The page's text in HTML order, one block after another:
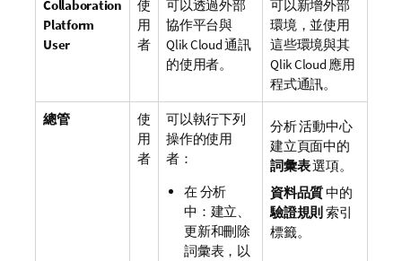
Collaboration
Platform
User
使
用
者
可以透過外部
協作平台與
Qlik Cloud通訊
的使用者。
可以新增外部
環境，並使用
這些環境與其
Qlik Cloud 應用
程式通訊。
總管
使
用
者
可以執行下列
操作的使用
者：
在 分析
中：建立、
更新和刪除
詞彙表，以
分析活動中心
建立頁面中的
詞彙表選項。
資料品質中的
驗證規則索引
標籤。